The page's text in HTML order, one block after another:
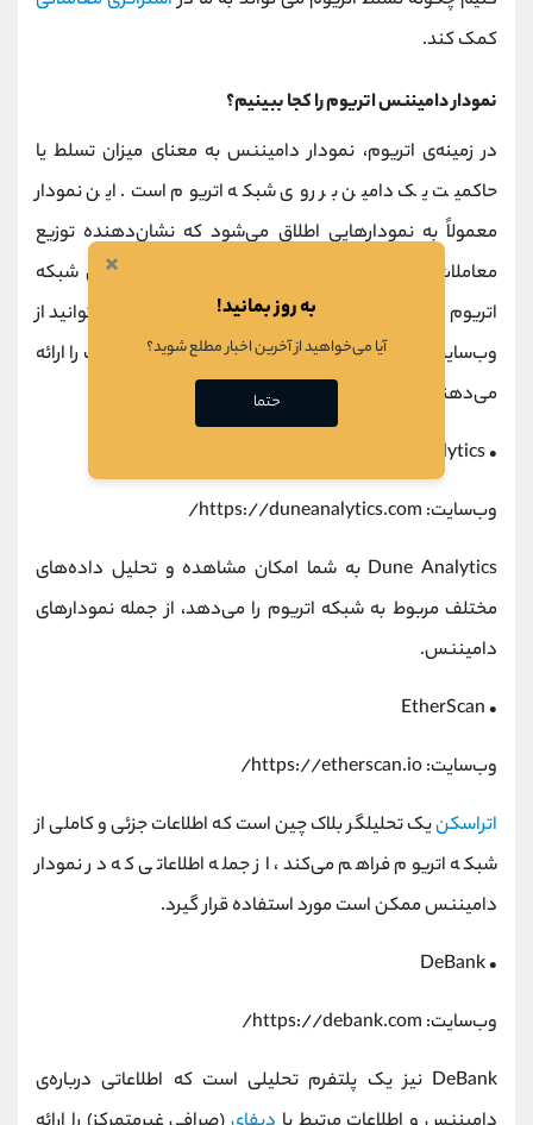
کمک کند.
نمودار دامیننس اتریوم را کجا ببینیم؟
در زمینه‌ی اتریوم، نمودار دامیننس به معنای میزان تسلط یا
حاکمیت یک دامین بر روی شبکه اتریوم است. این نمودار
معمولاً به نمودارهایی اطلاق می‌شود که نشان‌دهنده توزیع
معاملات، قراردادهای هوشمند یا ارزهای توکنی بر روی شبکه
اتریوم است. برای مشاهده نمودار دامیننس اتریوم، می‌توانید از
وب‌سایت‌ها و منابع مختلف استفاده کنید که این اطلاعات را ارائه
می‌دهند. برخی از وب‌سایت‌ها و ابزارهای معروف شامل:
•
Dune Analytics
وب‌سایت: https://duneanalytics.com/
Dune Analytics به شما امکان مشاهده و تحلیل داده‌های
مختلف مربوط به شبکه اتریوم را می‌دهد، از جمله نمودارهای
دامیننس.
•
EtherScan
وب‌سایت: https://etherscan.io/
اتراسکنیک تحلیلگر بلاک چین است که اطلاعات جزئی و کاملی از
شبکه اتریوم فراهم می‌کند، از جمله اطلاعاتی که در نمودار
دامیننس ممکن است مورد استفاده قرار گیرد.
•
DeBank
وب‌سایت: https://debank.com/
DeBank نیز یک پلتفرم تحلیلی است که اطلاعاتی درباره‌ی
×
به روز بمانید!
آیا می‌خواهید از آخرین اخبار مطلع شوید؟
حتما